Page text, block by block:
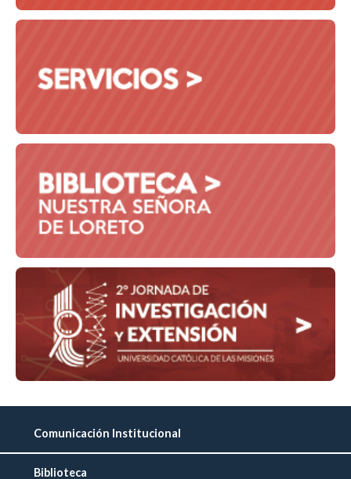
Comunicación Institucional
Biblioteca